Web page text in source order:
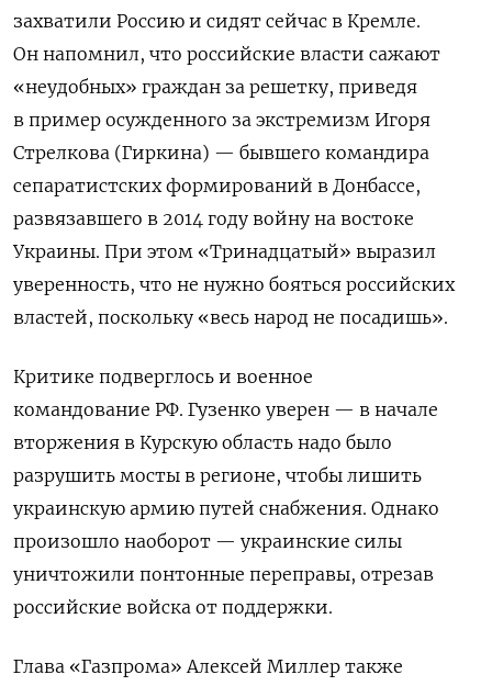
захватили Россию и сидят сейчас в Кремле.
Он напомнил, что российские власти сажают
«неудобных» граждан за решетку, приведя
в пример осужденного за экстремизм Игоря
Стрелкова (Гиркина) — бывшего командира
сепаратистских формирований в Донбассе,
развязавшего в 2014 году войну на востоке
Украины. При этом «Тринадцатый» выразил
уверенность, что не нужно бояться российских
властей, поскольку «весь народ не посадишь».
Критике подверглось и военное
командование РФ. Гузенко уверен — в начале
вторжения в Курскую область надо было
разрушить мосты в регионе, чтобы лишить
украинскую армию путей снабжения. Однако
произошло наоборот — украинские силы
уничтожили понтонные переправы, отрезав
российские войска от поддержки.
Глава «Газпрома» Алексей Миллер также